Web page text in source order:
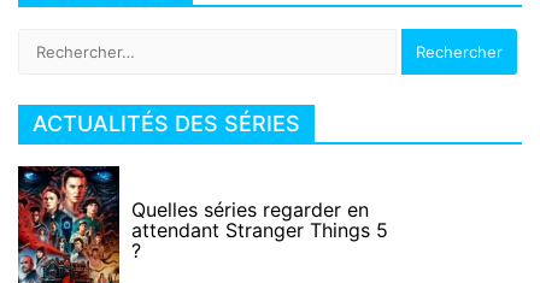
ACTUALITÉS DES SÉRIES
Quelles séries regarder en
attendant Stranger Things 5
?